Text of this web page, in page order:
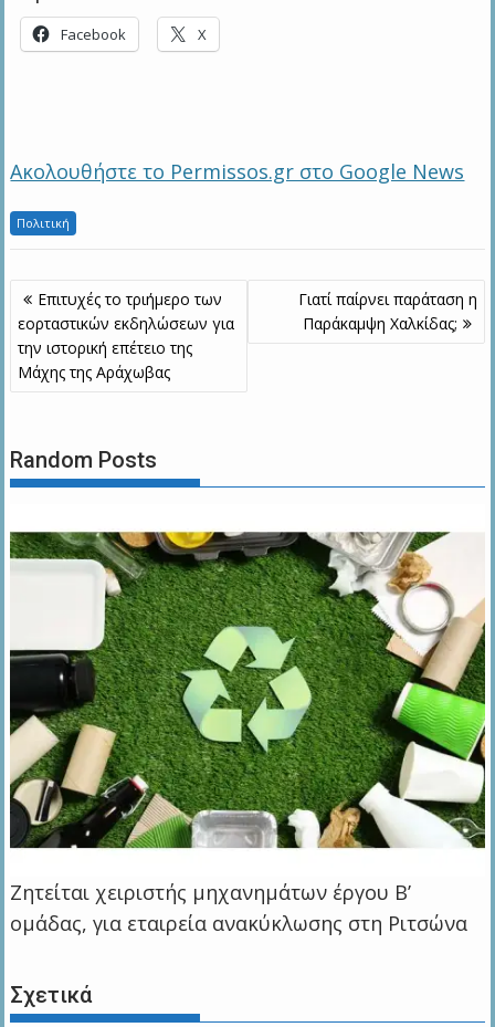
Facebook X
Ακολουθήστε το Permissos.gr στο Google News
Πολιτική
Πλοήγηση
άρθρων
Επιτυχές το τριήμερο των
εορταστικών εκδηλώσεων για
την ιστορική επέτειο της
Μάχης της Αράχωβας
Γιατί παίρνει παράταση η
Παράκαμψη Χαλκίδας;
Random Posts
Ζητείται χειριστής μηχανημάτων έργου Β’
ομάδας, για εταιρεία ανακύκλωσης στη Ριτσώνα
Σχετικά